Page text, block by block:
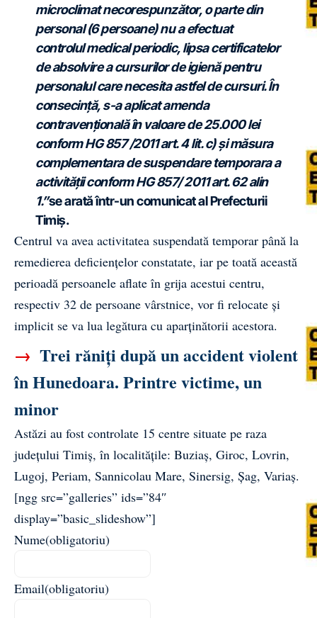
microclimat necorespunzător, o parte din
personal (6 persoane) nu a efectuat
controlul medical periodic, lipsa certificatelor
de absolvire a cursurilor de igienă pentru
personalul care necesita astfel de cursuri. În
consecință, s-a aplicat amenda
contravențională în valoare de 25.000 lei
conform HG 857 /2011 art. 4 lit. c) și măsura
complementara de suspendare temporara a
activității conform HG 857/ 2011 art. 62 alin
1.”se arată într-un comunicat al Prefecturii
Timiș.
Centrul va avea activitatea suspendată temporar până la
remedierea deficiențelor constatate, iar pe toată această
perioadă persoanele aflate în grija acestui centru,
respectiv 32 de persoane vârstnice, vor fi relocate și
implicit se va lua legătura cu aparținătorii acestora.
→ Trei răniți după un accident violent
în Hunedoara. Printre victime, un
minor
Astăzi au fost controlate 15 centre situate pe raza
județului Timiș, în localitățile: Buziaș, Giroc, Lovrin,
Lugoj, Periam, Sannicolau Mare, Sinersig, Șag, Variaș.
[ngg src=”galleries” ids=”84″
display=”basic_slideshow”]
Nume(obligatoriu)
Email(obligatoriu)